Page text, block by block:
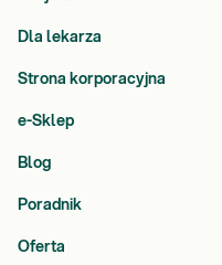
Dla lekarza
Strona korporacyjna
e-Sklep
Blog
Poradnik
Oferta